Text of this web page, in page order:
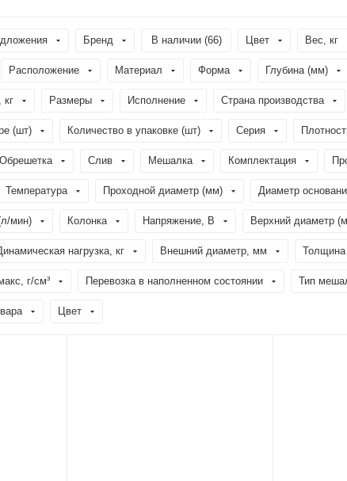
Бренд В наличии (66) Цвет Вес, кг
Расположение Материал Форма Глубина (мм)
кг Размеры Исполнение Страна производства
(шт) Количество в упаковке (шт) Серия
Обрешетка Слив Мешалка Комплектация
Температура Проходной диаметр (мм) Диаметр
мин) Колонка Напряжение, В Верхний диаметр
нагрузка, кг Внешний диаметр, мм Толщина
г/см³ Перевозка в наполненном состоянии Тип
Цвет